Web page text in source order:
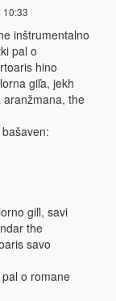
10:33
inštrumentalno
pal o
hino
giľa, jekh
the
giľi, savi
the
savo
o romane